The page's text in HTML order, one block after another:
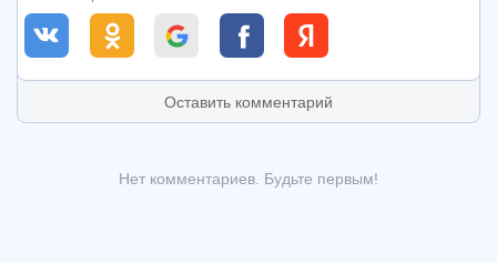
Оставить комментарий
Нет комментариев. Будьте первым!